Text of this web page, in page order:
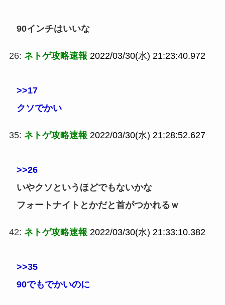
90インチはいいな
26: ネトゲ攻略速報 2022/03/30(水) 21:23:40.972
>>17
クソでかい
35: ネトゲ攻略速報 2022/03/30(水) 21:28:52.627
>>26
いやクソというほどでもないかな
フォートナイトとかだと首がつかれるｗ
42: ネトゲ攻略速報 2022/03/30(水) 21:33:10.382
>>35
90でもでかいのに